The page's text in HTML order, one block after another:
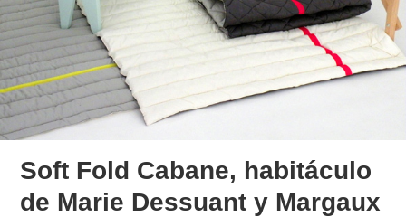
Soft Fold Cabane, habitáculo
de Marie Dessuant y Margaux